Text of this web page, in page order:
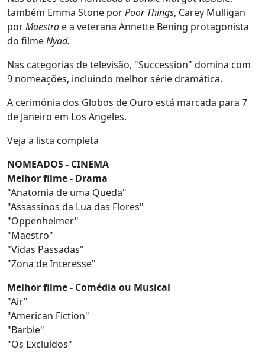
também Emma Stone porPoor Things, Carey Mulligan
porMaestro e a veterana Annette Bening protagonista
do filmeNyad.
Nas categorias de televisão, "Succession" domina com
9 nomeações, incluindo melhor série dramática.
A cerimónia dos Globos de Ouro está marcada para 7
de Janeiro em Los Angeles.
Veja a lista completa
NOMEADOS - CINEMA
Melhor filme - Drama
"Anatomia de uma Queda"
"Assassinos da Lua das Flores"
"Oppenheimer"
"Maestro"
"Vidas Passadas"
"Zona de Interesse"
Melhor filme - Comédia ou Musical
"Air"
"American Fiction"
"Barbie"
"Os Excluídos"